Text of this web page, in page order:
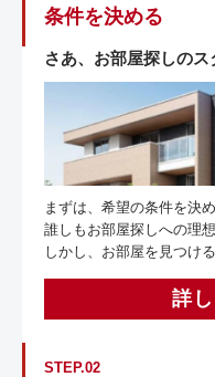
条件を決める
さあ、お部屋探しのス
まずは、希望の条件を決め
誰しもお部屋探しへの理
しかし、お部屋を見つけ
詳
STEP.02